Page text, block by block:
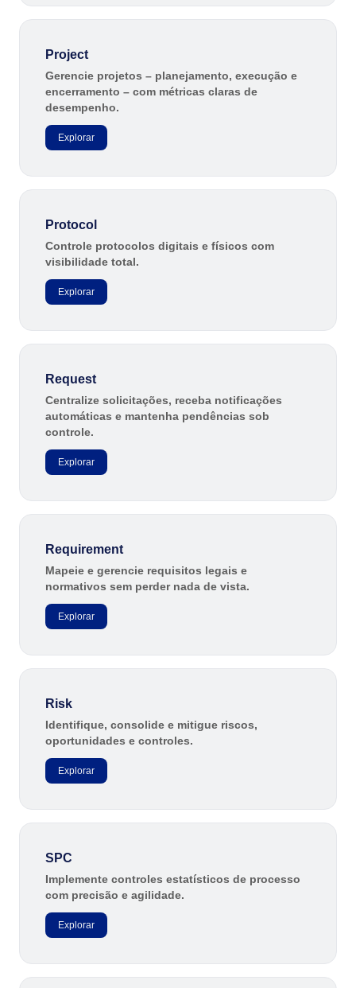
Project
Gerencie projetos – planejamento, execução e
encerramento – com métricas claras de
desempenho.
Explorar
Protocol
Controle protocolos digitais e físicos com
visibilidade total.
Explorar
Request
Centralize solicitações, receba notificações
automáticas e mantenha pendências sob
controle.
Explorar
Requirement
Mapeie e gerencie requisitos legais e
normativos sem perder nada de vista.
Explorar
Risk
Identifique, consolide e mitigue riscos,
oportunidades e controles.
Explorar
SPC
Implemente controles estatísticos de processo
com precisão e agilidade.
Explorar